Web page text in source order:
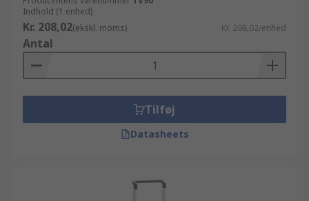
Indhold (1 enhed)
Kr. 208,02(ekskl. moms) Kr. 208,02/enhed
Antal
Tilføj
Datasheets